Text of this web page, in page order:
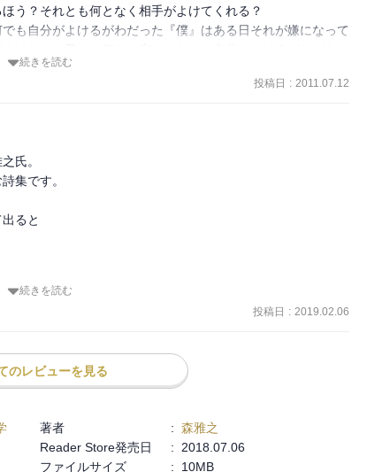
う？それとも何となく相手がよけてくれる？
も自分がよけるがわだった『僕』はある日それが嫌になって
イライラしているときはよけない側かも。。
続きを読む
投稿日 : 2011.07.12
氏。
集です。
ると
帰る家」がしっかりあったからだと語ります。
おいて疲れたときに開いてみるにもいい、そっと寄り添って
続きを読む
投稿日 : 2019.02.06
のレビューを見る
著者 : 森雅之
Reader Store発売日 :
2018.07.06
ファイルサイズ : 10MB